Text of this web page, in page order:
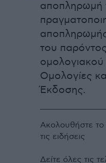
αποπληρωμή
του
ομολογιακού
Ομολογίες
Έκδοσης.
Ακολουθήστε το
τις ειδήσεις
Δείτε όλες τις